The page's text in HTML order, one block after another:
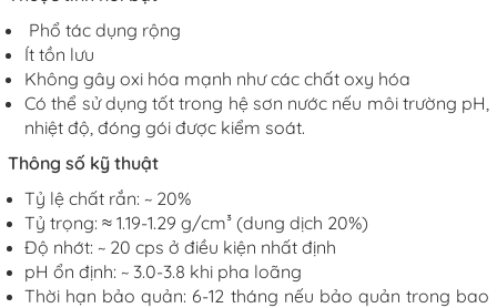
Phổ tác dụng rộng
Ít tồn lưu
Không gây oxi hóa mạnh như các chất oxy hóa
Có thể sử dụng tốt trong hệ sơn nước nếu môi trường pH,
nhiệt độ, đóng gói được kiểm soát.
Thông số kỹ thuật
Tỷ lệ chất rắn: ~ 20%
Tỷ trọng: ≈ 1.19-1.29 g/cm³ (dung dịch 20%)
Độ nhớt: ~ 20 cps ở điều kiện nhất định
pH ổn định: ~ 3.0-3.8 khi pha loãng
Thời hạn bảo quản: 6-12 tháng nếu bảo quản trong bao